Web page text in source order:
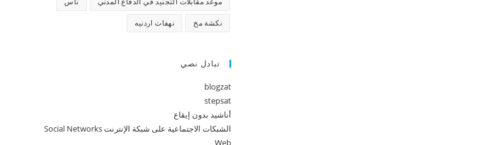
نكشة مخ نهفات اردنيه
تبادل نصي
blogzat
stepsat
أناشيد بدون إيقاع
الشبكات الاجتماعية على شبكة الإنترنت Social Networks
Web